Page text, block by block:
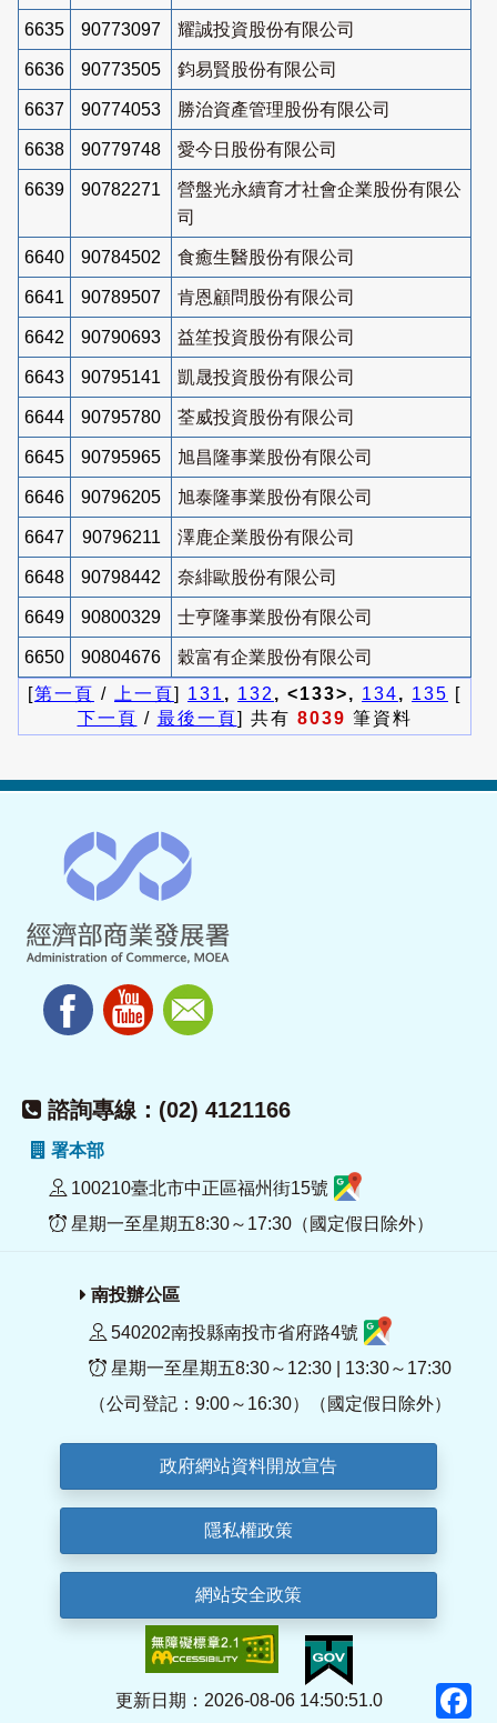
6635 90773097 耀誠投資股份有限公司
6636 90773505 鈞易賢股份有限公司
6637 90774053 勝治資產管理股份有限公司
6638 90779748 愛今日股份有限公司
6639 90782271
營盤光永續育才社會企業股份有限公
司
6640 90784502 食癒生醫股份有限公司
6641 90789507 肯恩顧問股份有限公司
6642 90790693 益笙投資股份有限公司
6643 90795141 凱晟投資股份有限公司
6644 90795780 荃威投資股份有限公司
6645 90795965 旭昌隆事業股份有限公司
6646 90796205 旭泰隆事業股份有限公司
6647 90796211 澤鹿企業股份有限公司
6648 90798442 奈緋歐股份有限公司
6649 90800329 士亨隆事業股份有限公司
6650 90804676
穀富有企業股份有限公司
[第一頁 / 上一頁] 131 , 132 , <133>, 134, 135 [
下一頁 / 最後一頁] 共有 8039 筆資料
諮詢專線：(02) 4121166
署本部
100210臺北市中正區福州街15號
星期一至星期五8:30～17:30（國定假日除外）
南投辦公區
540202南投縣南投市省府路4號
星期一至星期五8:30～12:30 | 13:30～17:30
（公司登記：9:00～16:30）（國定假日除外）
政府網站資料開放宣告
隱私權政策
網站安全政策
更新日期：2026-08-06 14:50:51.0